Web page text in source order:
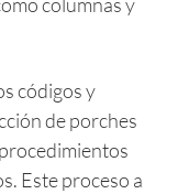
códigos y
de porches
Este proceso a